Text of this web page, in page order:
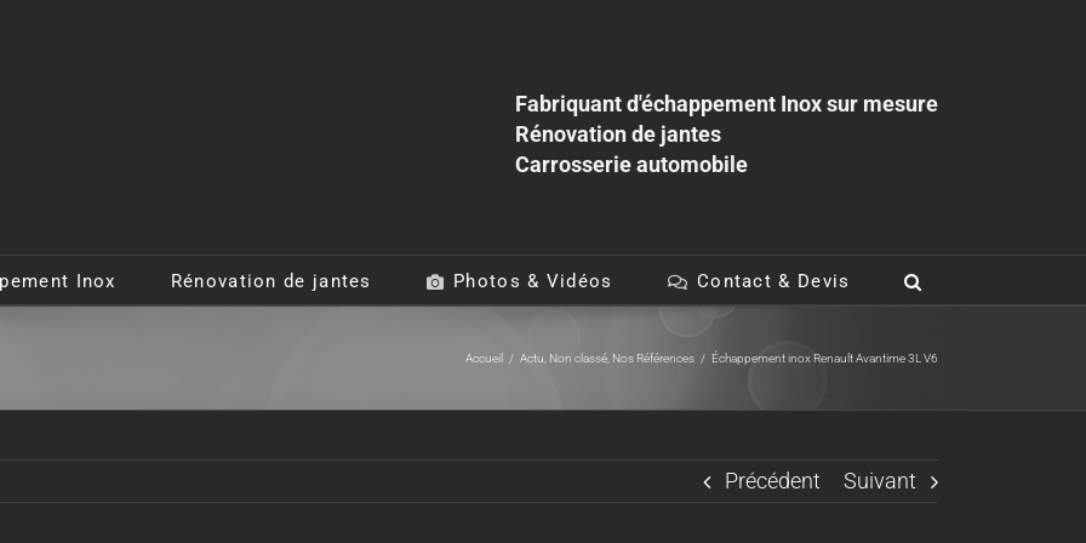
Fabriquant d'échappement Inox sur mesure
Rénovation de jantes
Carrosserie automobile
Inox Rénovation de jantes Photos & Vidéos Contact & Devis
Accueil / Actu Non classé Nos Références / Échappement inox Renault Avantime 3L V6
Précédent Suivant